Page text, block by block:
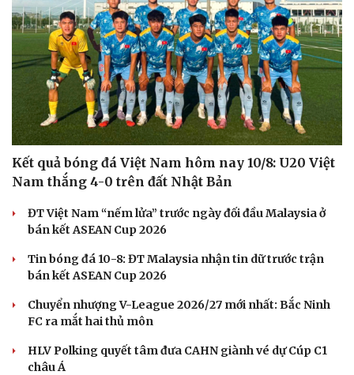
Sức khỏe
Dinh dưỡng - món ngon
Cây thuốc
Nhà đẹp
Kết quả bóng đá Việt Nam hôm nay 10/8: U20 Việt
Nam thắng 4-0 trên đất Nhật Bản
ĐT Việt Nam “nếm lửa” trước ngày đối đầu Malaysia ở
bán kết ASEAN Cup 2026
Tin bóng đá 10-8: ĐT Malaysia nhận tin dữ trước trận
bán kết ASEAN Cup 2026
Chuyển nhượng V-League 2026/27 mới nhất: Bắc Ninh
FC ra mắt hai thủ môn
HLV Polking quyết tâm đưa CAHN giành vé dự Cúp C1
châu Á